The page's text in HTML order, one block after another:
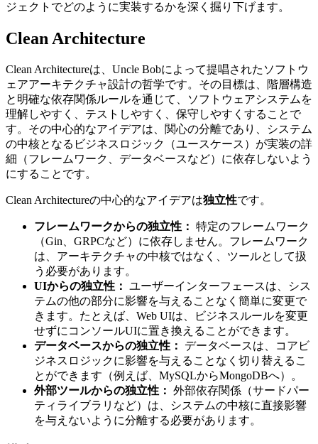
ジェクトでどのように実装するかを深く掘り下げます。
Clean Architecture
Clean Architectureは、Uncle Bobによって提唱されたソフトウ
ェアアーキテクチャ設計の哲学です。その目標は、階層構造
と明確な依存関係ルールを通じて、ソフトウェアシステムを
理解しやすく、テストしやすく、保守しやすくすることで
す。その中心的なアイデアは、関心の分離であり、システム
の中核となるビジネスロジック（ユースケース）が実装の詳
細（フレームワーク、データベースなど）に依存しないよう
にすることです。
Clean Architectureの中心的なアイデアは独立性です。
フレームワークからの独立性： 特定のフレームワーク
（Gin、GRPCなど）に依存しません。フレームワーク
は、アーキテクチャの中核ではなく、ツールとして扱
う必要があります。
UIからの独立性： ユーザーインターフェースは、シス
テムの他の部分に影響を与えることなく簡単に変更で
きます。たとえば、Web UIは、ビジネスルールを変更
せずにコンソールUIに置き換えることができます。
データベースからの独立性：
データベースは、コアビ
ジネスロジックに影響を与えることなく切り替えるこ
とができます（例えば、MySQLからMongoDBへ）。
外部ツールからの独立性： 外部依存関係（サードパー
ティライブラリなど）は、システムの中核に直接影響
を与えないように分離する必要があります。